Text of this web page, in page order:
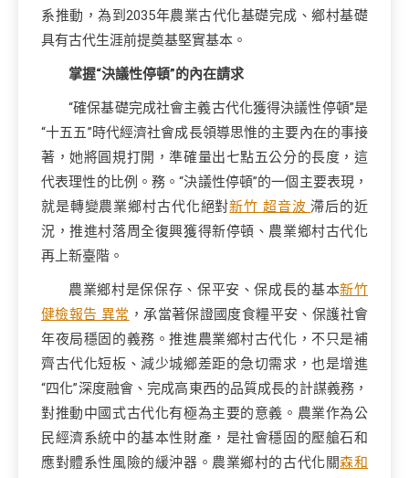
系推動，為到2035年農業古代化基礎完成、鄉村基礎
具有古代生涯前提奠基堅實基本。
掌握“決議性停頓”的內在請求
“確保基礎完成社會主義古代化獲得決議性停頓”是
“十五五”時代經濟社會成長領導思惟的主要內在的事接
著，她將圓規打開，準確量出七點五公分的長度，這
代表理性的比例。務。“決議性停頓”的一個主要表現，
就是轉變農業鄉村古代化絕對新竹 超音波滯后的近
況，推進村落周全復興獲得新停頓、農業鄉村古代化
再上新臺階。
農業鄉村是保保存、保平安、保成長的基本新竹
健檢報告 異常 ，承當著保證國度食糧平安、保護社會
年夜局穩固的義務。推進農業鄉村古代化，不只是補
齊古代化短板、減少城鄉差距的急切需求，也是增進
“四化”深度融會、完成高東西的品質成長的計謀義務，
對推動中國式古代化有極為主要的意義。農業作為公
民經濟系統中的基本性財產，是社會穩固的壓艙石和
應對體系性風險的緩沖器。農業鄉村的古代化關森和